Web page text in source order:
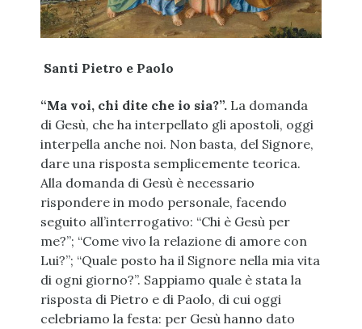
Santi Pietro e Paolo
“Ma voi, chi dite che io sia?”. La domanda
di Gesù, che ha interpellato gli apostoli, oggi
interpella anche noi. Non basta, del Signore,
dare una risposta semplicemente teorica.
Alla domanda di Gesù è necessario
rispondere in modo personale, facendo
seguito all’interrogativo: “Chi è Gesù per
me?”; “Come vivo la relazione di amore con
Lui?”; “Quale posto ha il Signore nella mia vita
di ogni giorno?”. Sappiamo quale è stata la
risposta di Pietro e di Paolo, di cui oggi
celebriamo la festa: per Gesù hanno dato